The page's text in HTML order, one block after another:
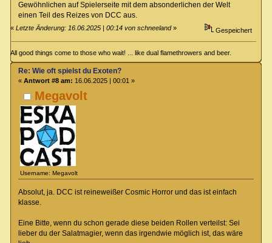
Gewöhnlichen auf Spielerseite mit dem absonderlichen der Welt
einen Teil des Reizes von DCC aus.
«Letzte Änderung: 16.06.2025 | 00:14 von schneeland» Gespeichert
All good things come to those who wait! ... like dual flamethrowers and beer.
Megavolt
Username: Megavolt
Re: Wie oft spielst du Exoten?
« Antwort #8 am: 16.06.2025 | 00:01 »
Absolut, ja. DCC ist reineweißer Cosmic Horror und das ist einfach
klasse.
Eine Bitte, wenn du schon gerade diese beiden Rollen verteilst: Sei
lieber du der Salatmagier, wenn das irgendwie möglich ist, das wäre